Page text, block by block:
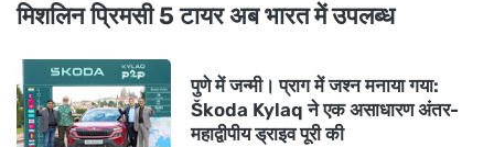
मिशलिन प्रिमसी 5 टायर अब भारत में उपलब्ध
पुणे में जन्मी। प्राग में जश्न मनाया गया:
Škoda Kylaq ने एक असाधारण अंतर-
महाद्वीपीय ड्राइव पूरी की